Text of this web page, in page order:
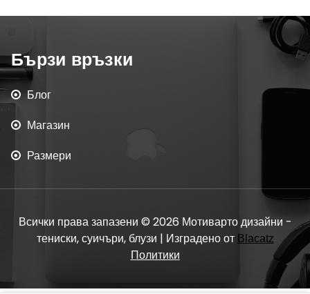
Бързи връзки
Блог
Магазин
Размери
Всички права запазени © 2026 Мотиварто дизайни -
тениски, суичъри, блузи | Изградено от Blacatz
Политики